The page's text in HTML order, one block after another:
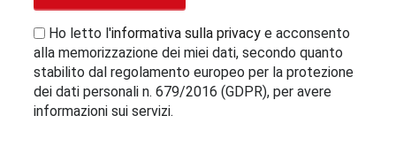
Ho letto l'informativa sulla privacy e acconsento
alla memorizzazione dei miei dati, secondo quanto
stabilito dal regolamento europeo per la protezione
dei dati personali n. 679/2016 (GDPR), per avere
informazioni sui servizi.